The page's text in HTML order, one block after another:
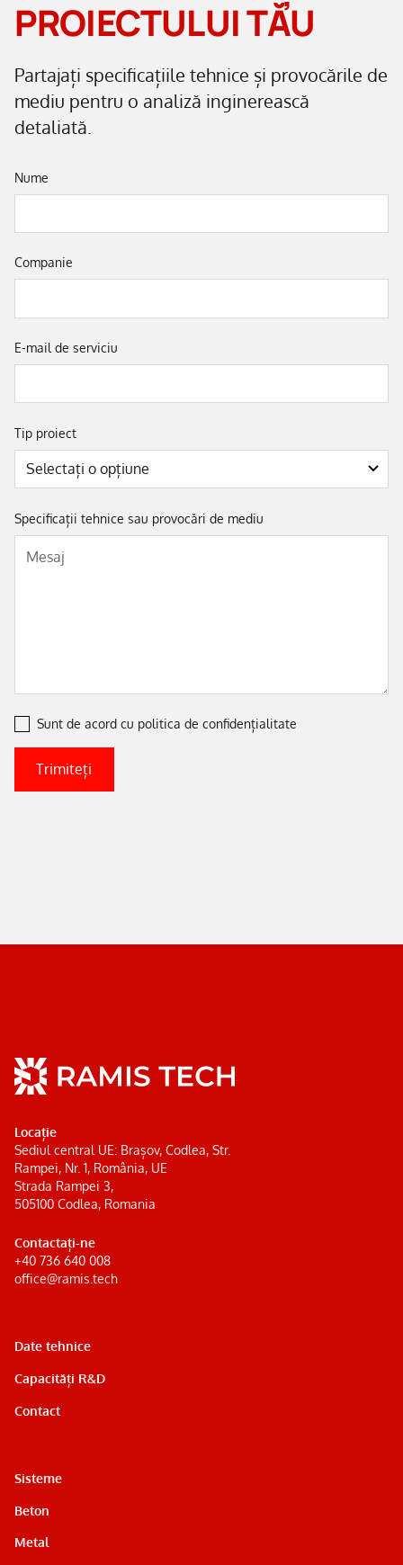
PROIECTULUI TĂU
Partajați specificațiile tehnice și provocările de
mediu pentru o analiză inginerească
detaliată.
Nume
Companie
E-mail de serviciu
Tip proiect
Specificații tehnice sau provocări de mediu
Sunt de acord cu politica de confidențialitate
Locație
Sediul central UE: Brașov, Codlea, Str.
Rampei, Nr. 1, România, UE
Strada Rampei 3,
505100 Codlea, Romania
Contactați-ne
+40 736 640 008
office@ramis.tech
Date tehnice
Capacități R&D
Contact
Sisteme
Beton
Metal